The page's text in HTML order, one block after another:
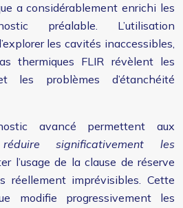
a considérablement enrichi les
préalable. L’utilisation
les cavités inaccessibles,
thermiques FLIR révèlent les
les problèmes d’étanchéité
avancé permettent aux
réduire significativement les
l’usage de la clause de réserve
réellement imprévisibles. Cette
modifie progressivement les